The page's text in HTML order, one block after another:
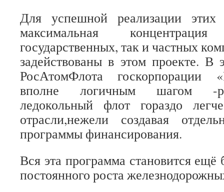
Для успешной реализации этих
максимальная
государственных, так и частных
задействованы в этом проекте. В
РосАтомФлота госкорпорации
вполне логичным шагом -
ледокольный флот гораздо
отрасли,нежели создавая
программы финансирования.
Вся эта программа становится ещё
постоянного роста